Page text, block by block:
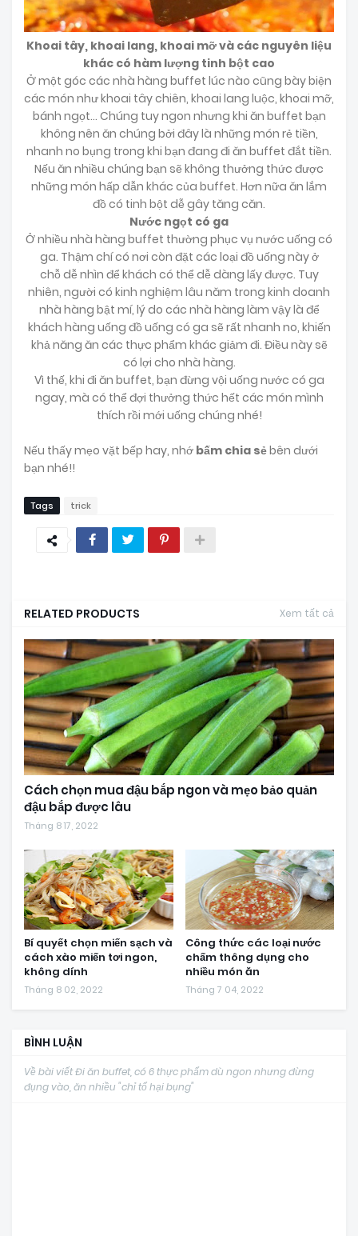
Khoai tây, khoai lang, khoai mỡ và các nguyên liệu
khác có hàm lượng tinh bột cao
Ở một góc các nhà hàng buffet lúc nào cũng bày biện
các món như khoai tây chiên, khoai lang luộc, khoai mỡ,
bánh ngọt... Chúng tuy ngon nhưng khi ăn buffet bạn
không nên ăn chúng bởi đây là những món rẻ tiền,
nhanh no bụng trong khi bạn đang đi ăn buffet đắt tiền.
Nếu ăn nhiều chúng bạn sẽ không thưởng thức được
những món hấp dẫn khác của buffet. Hơn nữa ăn lắm
đồ có tinh bột dễ gây tăng căn.
Nước ngọt có ga
Ở nhiều nhà hàng buffet thường phục vụ nước uống có
ga. Thậm chí có nơi còn đặt các loại đồ uống này ở
chỗ dễ nhìn để khách có thể dễ dàng lấy được. Tuy
nhiên, người có kinh nghiệm lâu năm trong kinh doanh
nhà hàng bật mí, lý do các nhà hàng làm vậy là để
khách hàng uống đồ uống có ga sẽ rất nhanh no, khiến
khả năng ăn các thực phẩm khác giảm đi. Điều này sẽ
có lợi cho nhà hàng.
Vì thế, khi đi ăn buffet, bạn đừng vội uống nước có ga
ngay, mà có thể đợi thưởng thức hết các món mình
thích rồi mới uống chúng nhé!
Nếu thấy mẹo vặt bếp hay, nhớ bấm chia sẻbên dưới
bạn nhé!!
Tags trick
RELATED PRODUCTS Xem tất cả
Cách chọn mua đậu bắp ngon và mẹo bảo quản
đậu bắp được lâu
Tháng 8 17, 2022
Bí quyết chọn miến sạch và
cách xào miến tơi ngon,
không dính
Tháng 8 02, 2022
Công thức các loại nước
chấm thông dụng cho
nhiều món ăn
Tháng 7 04, 2022
BÌNH LUẬN
Về bài viết Đi ăn buffet, có 6 thực phẩm dù ngon nhưng đừng
đụng vào, ăn nhiều "chỉ tổ hại bụng"